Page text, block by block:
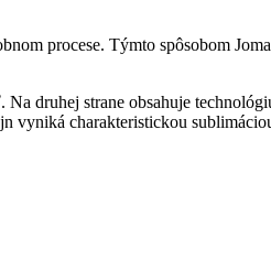
procese. Týmto spôsobom
druhej strane obsahuje
charakteristickou